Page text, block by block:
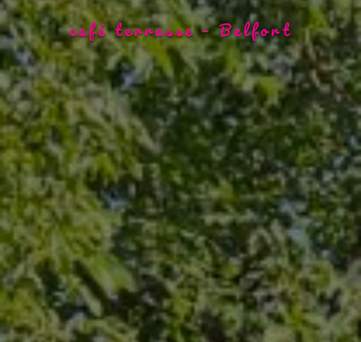
café terrasse – Belfort